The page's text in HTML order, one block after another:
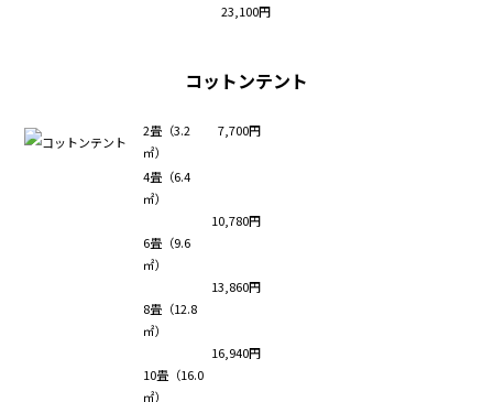
23,100円
コットンテント
2畳（3.2
㎡）
7,700円
4畳（6.4
㎡）
10,780円
6畳（9.6
㎡）
13,860円
8畳（12.8
㎡）
16,940円
10畳（16.0
㎡）